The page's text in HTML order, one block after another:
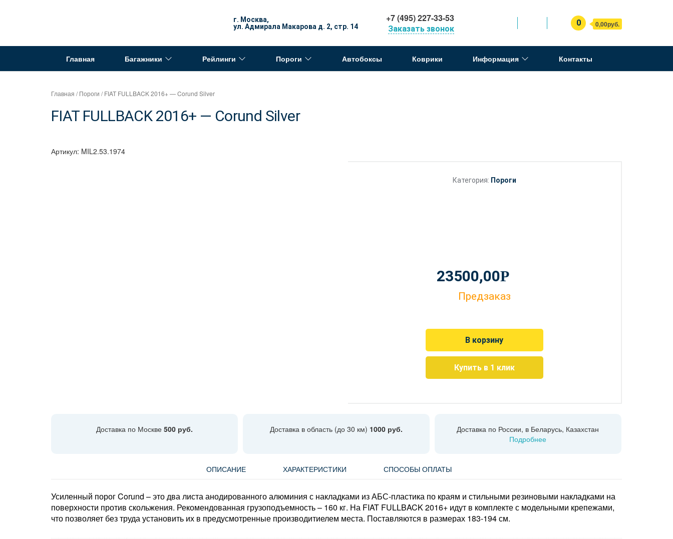
магазин
"Can
Auto"
г. Москва,
ул. Адмирала Макарова д. 2, стр. 14
+7 (495) 227-33-53
Заказать звонок
0 0,00руб.
Главная Багажники Рейлинги Пороги Автобоксы Коврики Информация Контакты
Главная /Пороги / FIAT FULLBACK 2016+ — Corund Silver
FIAT FULLBACK 2016+ — Corund Silver
Артикул: MIL2.53.1974
Категория: Пороги
23500,00Р
Предзаказ
В корзину
Купить в 1 клик
Доставка по Москве 500 руб. Доставка в область (до 30 км) 1000 руб.
Доставка по России, в Беларусь, Казахстан
Подробнее
ОПИСАНИЕ ХАРАКТЕРИСТИКИ СПОСОБЫ ОПЛАТЫ
Усиленный порог Corund – это два листа анодированного алюминия с накладками из АБС-пластика по краям и стильными резиновыми накладками на
поверхности против скольжения. Рекомендованная грузоподъемность – 160 кг. На FIAT FULLBACK 2016+ идут в комплекте с модельными крепежами,
что позволяет без труда установить их в предусмотренные производитиелем места. Поставляются в размерах 183-194 см.